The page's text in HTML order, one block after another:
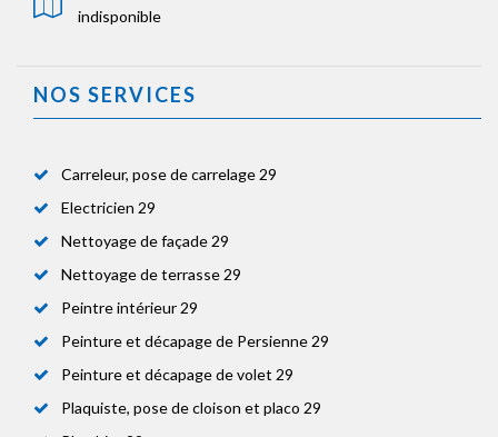
indisponible
NOS SERVICES
Carreleur, pose de carrelage 29
Electricien 29
Nettoyage de façade 29
Nettoyage de terrasse 29
Peintre intérieur 29
Peinture et décapage de Persienne 29
Peinture et décapage de volet 29
Plaquiste, pose de cloison et placo 29